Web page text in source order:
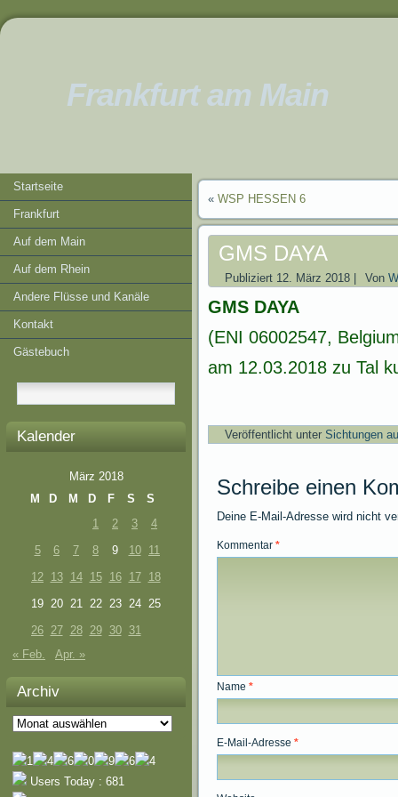
Frankfurt am Main
Startseite
Frankfurt
Auf dem Main
Auf dem Rhein
Andere Flüsse und Kanäle
Kontakt
Gästebuch
Kalender
März 2018
M
D M D F S
S
1
2 3
4
5
6 7 8 9 10
11
12 13 14 15 16 17
18
19 20 21 22 23 24 25
26 27 28 29 30
31
« Feb.
Apr. »
Archiv
Archiv
Users Today : 681
« WSP HESSEN 6
GMS DAYA
Publiziert 12. März 2018 Von
GMS DAYA
(ENI 06002547,
am 12.03.2018 zu Tal
Veröffentlicht unter Sichtungen
Schreibe einen
Deine E-Mail-Adresse wird nicht
Kommentar *
Name *
E-Mail-Adresse *